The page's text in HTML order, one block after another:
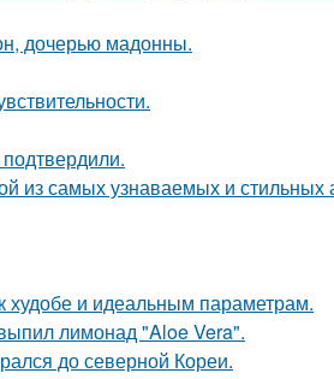
дочерью мадонны.
самых узнаваемых и стильных
худобе и идеальным параметрам.
лимонад "Aloe Vera".
до северной Кореи.